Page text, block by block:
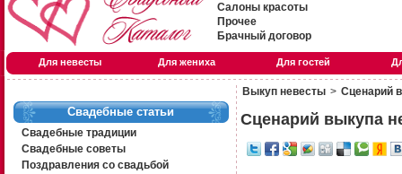
Салоны красоты
Прочее
Брачный договор
Для невесты Для жениха Для гостей
Свадебные статьи
Свадебные традиции
Свадебные советы
Поздравления со свадьбой
Выкуп невесты > Сценарий
Сценарий выкупа